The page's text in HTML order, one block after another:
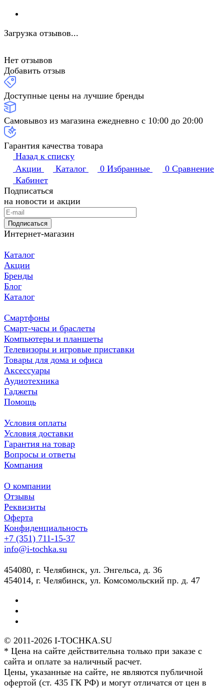
Загрузка отзывов...
Нет отзывов
Добавить отзыв
Доступные цены на лучшие бренды
Самовывоз из магазина ежедневно с 10:00 до 20:00
Гарантия качества товара
Назад к списку
Акции
Каталог 0 Избранные 0 Сравнение
Кабинет
Подписаться
на новости и акции
Подписаться
Интернет-магазин
Каталог
Акции
Бренды
Блог
Каталог
Смартфоны
Смарт-часы и браслеты
Компьютеры и планшеты
Телевизоры и игровые приставки
Товары для дома и офиса
Аксессуары
Аудиотехника
Гаджеты
Помощь
Условия оплаты
Условия доставки
Гарантия на товар
Вопросы и ответы
Компания
О компании
Отзывы
Реквизиты
Оферта
Конфиденциальность
+7 (351) 711-15-37
info@i-tochka.su
​454080, г. Челябинск, ул. Энгельса, д. 36
454014, г. Челябинск, ул. Комсомольский пр. д. 47
© 2011-2026 I-TOCHKA.SU
* Цена на сайте действительна только при заказе с
сайта и оплате за наличный расчет.
Цены, указанные на сайте, не являются публичной
офертой (ст. 435 ГК РФ) и могут отличатся от цен в